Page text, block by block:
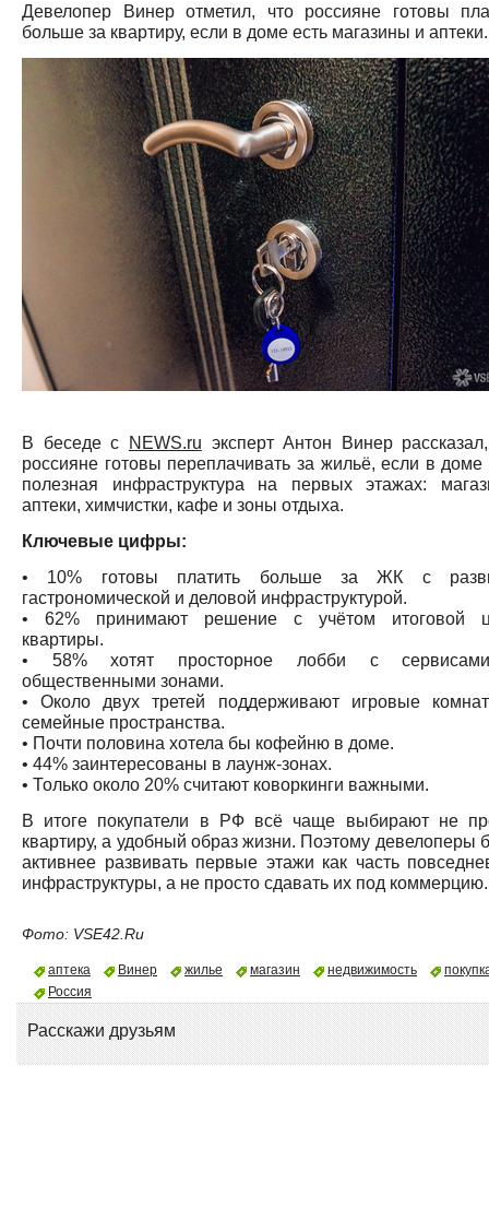
Девелопер Винер отметил, что россияне готовы
больше за квартиру, если в доме есть магазины и аптеки.
В беседе с NEWS.ru эксперт Антон Винер
россияне готовы переплачивать за жильё, если в доме
полезная инфраструктура на первых этажах:
аптеки, химчистки, кафе и зоны отдыха.
Ключевые цифры:
• 10% готовы платить больше за ЖК с
гастрономической и деловой инфраструктурой.
• 62% принимают решение с учётом итоговой
квартиры.
• 58% хотят просторное лобби с
общественными зонами.
• Около двух третей поддерживают игровые
семейные пространства.
• Почти половина хотела бы кофейню в доме.
• 44% заинтересованы в лаунж-зонах.
• Только около 20% считают коворкинги важными.
В итоге покупатели в РФ всё чаще выбирают не
квартиру, а удобный образ жизни. Поэтому девелоперы
активнее развивать первые этажи как часть
инфраструктуры, а не просто сдавать их под коммерцию.
Фото: VSE42.Ru
аптека Винер жилье магазин недвижимость
Россия
Расскажи друзьям